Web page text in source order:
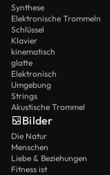
Synthese
Elektronische Trommeln
Schlüssel
Klavier
kinematisch
glatte
Elektronisch
Umgebung
Strings
Akustische Trommel
Bilder
Die Natur
Menschen
Liebe & Beziehungen
Fitness ist